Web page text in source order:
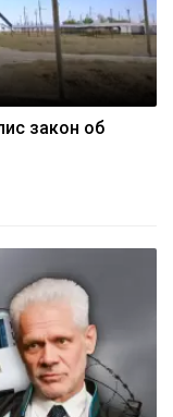
закон об